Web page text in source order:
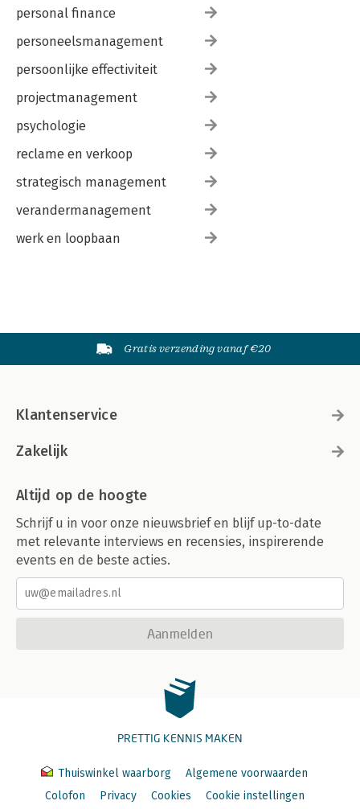
personal finance
personeelsmanagement
persoonlijke effectiviteit
projectmanagement
psychologie
reclame en verkoop
strategisch management
verandermanagement
werk en loopbaan
Gratis verzending vanaf €20
Klantenservice
Zakelijk
Altijd op de hoogte
Schrijf u in voor onze nieuwsbrief en blijf up-to-date
met relevante interviews en recensies, inspirerende
events en de beste acties.
Aanmelden
PRETTIG KENNIS MAKEN
Thuiswinkel waarborg
Algemene voorwaarden
Colofon
Privacy Cookies Cookie instellingen